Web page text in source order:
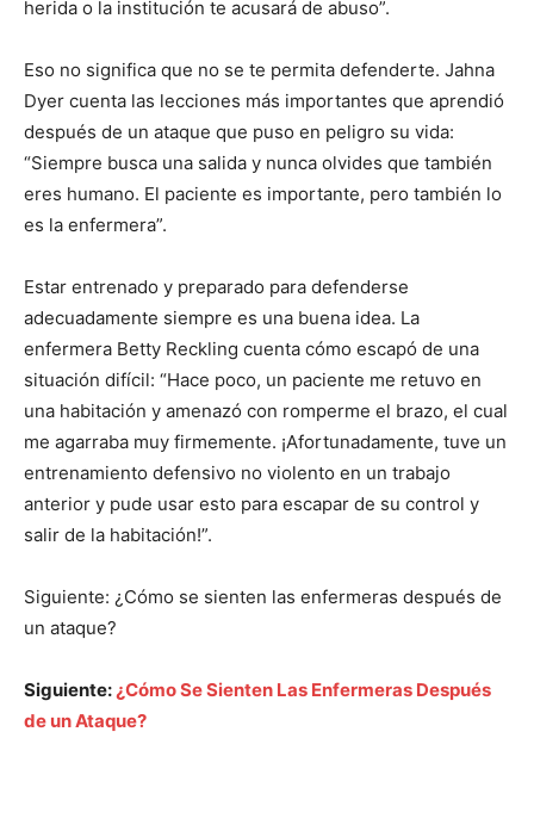
I've read and accept thePrivacy Policy.
herida o la institución te acusará de abuso”.
Eso no significa que no se te permita defenderte. Jahna
Dyer cuenta las lecciones más importantes que aprendió
después de un ataque que puso en peligro su vida:
“Siempre busca una salida y nunca olvides que también
eres humano. El paciente es importante, pero también lo
es la enfermera”.
Estar entrenado y preparado para defenderse
adecuadamente siempre es una buena idea. La
enfermera Betty Reckling cuenta cómo escapó de una
situación difícil: “Hace poco, un paciente me retuvo en
una habitación y amenazó con romperme el brazo, el cual
me agarraba muy firmemente. ¡Afortunadamente, tuve un
entrenamiento defensivo no violento en un trabajo
anterior y pude usar esto para escapar de su control y
salir de la habitación!”.
Siguiente: ¿Cómo se sienten las enfermeras después de
un ataque?
Siguiente: ¿Cómo Se Sienten Las Enfermeras Después
de un Ataque?